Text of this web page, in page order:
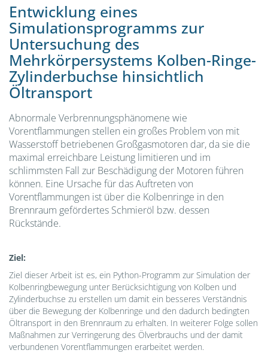
Entwicklung eines
Simulationsprogramms zur
Untersuchung des
Mehrkörpersystems Kolben-Ringe-
Zylinderbuchse hinsichtlich
Öltransport
Abnormale Verbrennungsphänomene wie
Vorentflammungen stellen ein großes Problem von mit
Wasserstoff betriebenen Großgasmotoren dar, da sie die
maximal erreichbare Leistung limitieren und im
schlimmsten Fall zur Beschädigung der Motoren führen
können. Eine Ursache für das Auftreten von
Vorentflammungen ist über die Kolbenringe in den
Brennraum gefördertes Schmieröl bzw. dessen
Rückstände.
Ziel:
Ziel dieser Arbeit ist es, ein Python-Programm zur Simulation der
Kolbenringbewegung unter Berücksichtigung von Kolben und
Zylinderbuchse zu erstellen um damit ein besseres Verständnis
über die Bewegung der Kolbenringe und den dadurch bedingten
Öltransport in den Brennraum zu erhalten. In weiterer Folge sollen
Maßnahmen zur Verringerung des Ölverbrauchs und der damit
verbundenen Vorentflammungen erarbeitet werden.